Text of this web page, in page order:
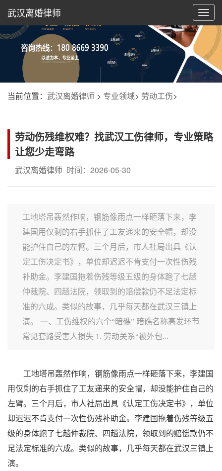
切
换
航
武汉离婚律师
当前位置： 武汉离婚律师 > 专业领域> 劳动工伤>
劳动伤残维权难？找武汉工伤律师，专业策略
让您少走弯路
武汉离婚律师 时间：2026-05-30
工地塔吊轰然作响，钢筋像雨点一样砸落下来，李
建国用仅剩的右手抓住了工友递来的安全帽，却没
能护住自己的左臂。三个月后，市人社局出具《认
定工伤决定书》，单位却迟迟不肯支付一次性伤残
补助金。李建国拖着伤残等级五级的身体跑了七趟
仲裁院、四趟法院，领取到的赔偿款仍不足法定标
准的六成。类似的故事，几乎每天都在武汉三镇上
演。 一、工伤维权的六个“暗礁” 暗礁名称高发环节
常见套路受害人损失 1. 劳动关系“被外包...
工地塔吊轰然作响，钢筋像雨点一样砸落下来，李建国
用仅剩的右手抓住了工友递来的安全帽，却没能护住自己的
左臂。三个月后，市人社局出具《认定工伤决定书》，单位
却迟迟不肯支付一次性伤残补助金。李建国拖着伤残等级五
级的身体跑了七趟仲裁院、四趟法院，领取到的赔偿款仍不
足法定标准的六成。类似的故事，几乎每天都在武汉三镇上
演。